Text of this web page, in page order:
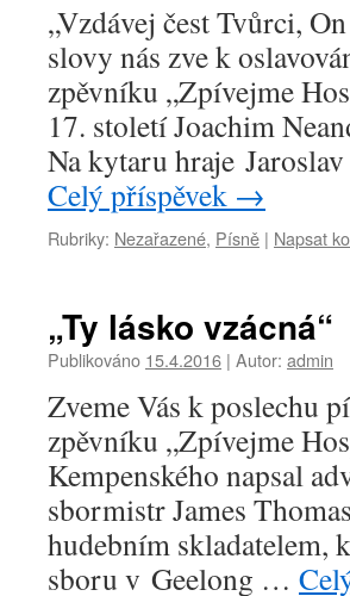
„Vzdávej čest Tvůrci,
slovy nás zve k
zpěvníku „Zpívejme
17. století Joachim
Na kytaru hraje
Celý příspěvek →
Rubriky: Nezařazené, Písně | Napsat
„Ty lásko vzácná“
Publikováno 15.4.2016 | Autor: admin
Zveme Vás k poslechu
zpěvníku „Zpívejme
Kempenského napsal
sbormistr James
hudebním skladatelem,
sboru v Geelong …